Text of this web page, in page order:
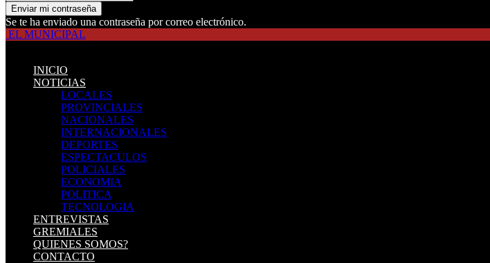
Se te ha enviado una contraseña por correo electrónico.
EL MUNICIPAL
INICIO
NOTICIAS
LOCALES
PROVINCIALES
NACIONALES
INTERNACIONALES
DEPORTES
ESPECTACULOS
POLICIALES
ECONOMIA
POLITICA
TECNOLOGIA
ENTREVISTAS
GREMIALES
QUIENES SOMOS?
CONTACTO